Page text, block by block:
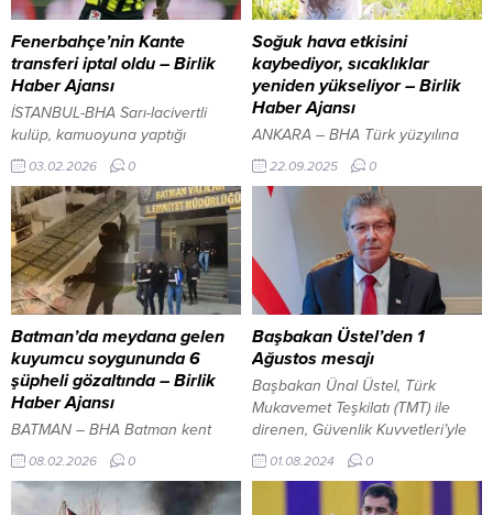
Fenerbahçe’nin Kante
transferi iptal oldu – Birlik
Haber Ajansı
İSTANBUL-BHA Sarı-lacivertli
kulüp, kamuoyuna yaptığı
açıklamada transfer sürecinin
planlandığı şekilde ve titizlikle
yürütüldüğünü belirtti. “Tüm
yükümlülükler yerine getirildi”
Kulüpten yapılan bilgilendirmede,
teknik heyetin talebi
doğrultusunda oyuncularla
anlaşma sağlandığı, sağlık
kontrollerinin tamamlandığı ve
gerekli onayların alındığı ifade
edildi. Açıklamada, transfer
tesciline ilişkin evrakların
belirlenen süre içerisinde...
03.02.2026 0
Soğuk hava etkisini
kaybediyor, sıcaklıklar
yeniden yükseliyor – Birlik
Haber Ajansı
ANKARA – BHA Türk yüzyılına
adım adım: Kürşad Zorlu’nun
Türk dünyası diplomasisi İçeriği
Görüntüle Meteoroloji Genel
Müdürlüğü’nün tahminlerine
göre, yurt genelinde yağış
beklenmiyor. Kuzey ve doğu
kesimlerin parçalı, yer yer çok
bulutlu; diğer bölgelerin ise az
bulutlu ve açık geçmesi
öngörülüyor. Karadeniz’in iç
kesimlerinde sıcaklıkların 3 ila 5
derece artacağı,...
22.09.2025 0
Batman’da meydana gelen
kuyumcu soygununda 6
şüpheli gözaltında – Birlik
Haber Ajansı
BATMAN – BHA Batman kent
merkezinde, Turgut Özal Bulvarı
üzerinde saat 09.30 sıralarında
gerçekleşen silahlı soygun,
08.02.2026 0
Başbakan Üstel’den 1
Ağustos mesajı
Başbakan Ünal Üstel, Türk
Mukavemet Teşkilatı (TMT) ile
direnen, Güvenlik Kuvvetleri’yle
güçlenen Kıbrıs Türkü’nün
Anavatan’ın güvencesiyle,
geleceğe emin adımlarla
01.08.2024 0